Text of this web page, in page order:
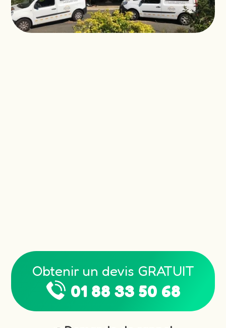
Obtenir un devis GRATUIT
01 88 33 50 68